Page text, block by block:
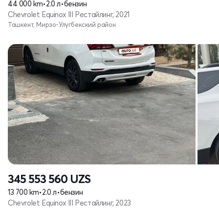
44 000 km•2.0 л•бензин
Chevrolet Equinox III Рестайлинг, 2021
Ташкент, Мирзо-Улугбекский район
345 553 560 UZS
13 700 km•2.0 л•бензин
Chevrolet Equinox III Рестайлинг, 2023